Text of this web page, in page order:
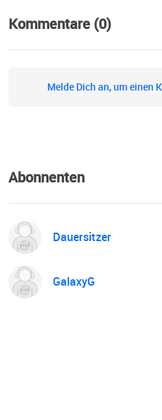
Kommentare (0)
Melde Dich an, um einen
Abonnenten
Dauersitzer
GalaxyG